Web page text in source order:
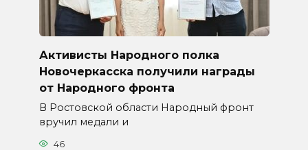
Активисты Народного полка
Новочеркасска получили награды
от Народного фронта
В Ростовской области Народный фронт
вручил медали и
46